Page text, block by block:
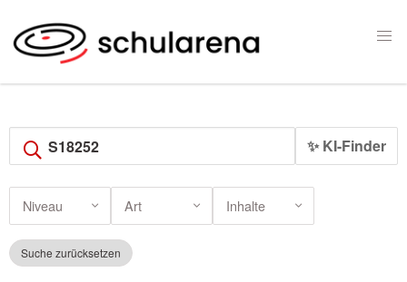
✨ KI-Finder
Niveau Art Inhalte
Suche zurücksetzen